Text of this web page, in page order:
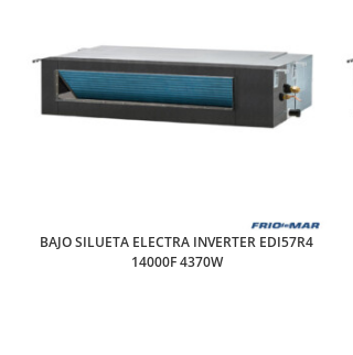
BAJO SILUETA ELECTRA INVERTER EDI57R4
14000F 4370W